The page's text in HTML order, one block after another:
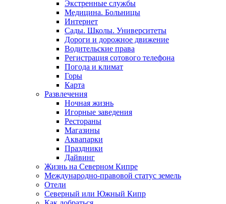
Экстренные службы
Медицина. Больницы
Интернет
Сады. Школы. Университеты
Дороги и дорожное движение
Водительские права
Регистрация сотового телефона
Погода и климат
Горы
Карта
Развлечения
Ночная жизнь
Игорные заведения
Рестораны
Магазины
Аквапарки
Праздники
Дайвинг
Жизнь на Северном Кипре
Международно-правовой статус земель
Отели
Северный или Южный Кипр